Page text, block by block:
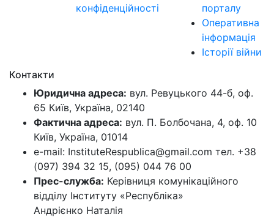
конфіденційності
порталу
Оперативна
інформація
Історії війни
Контакти
Юридична адреса: вул. Ревуцького 44-б, оф.
65 Київ, Україна, 02140
Фактична адреса: вул. П. Болбочана, 4, оф. 10
Київ, Україна, 01014
e-mail: InstituteRespublica@gmail.com тел. +38
(097) 394 32 15, (095) 044 76 00
Прес-служба: Керівниця комунікаційного
відділу Інституту «Республіка»
Андрієнко Наталія